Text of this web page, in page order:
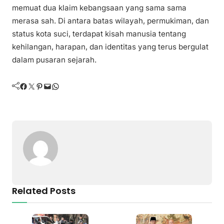
memuat dua klaim kebangsaan yang sama sama
merasa sah. Di antara batas wilayah, permukiman, dan
status kota suci, terdapat kisah manusia tentang
kehilangan, harapan, dan identitas yang terus bergulat
dalam pusaran sejarah.
Facebook Twitter Pinterest Mail WhatsApp
Related Posts